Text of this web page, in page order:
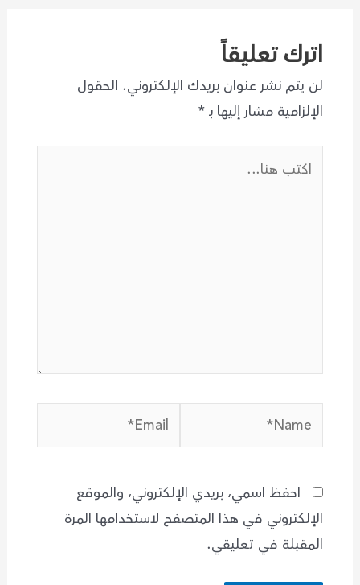
اترك تعليقاً
لن يتم نشر عنوان بريدك الإلكتروني. الحقول
الإلزامية مشار إليها بـ*
Email*
احفظ اسمي، بريدي الإلكتروني، والموقع
الإلكتروني في هذا المتصفح لاستخدامها المرة
المقبلة في تعليقي.